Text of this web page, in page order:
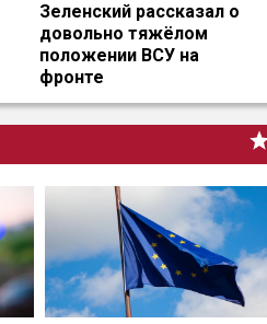
Зеленский рассказал о
довольно тяжёлом
положении ВСУ на
фронте